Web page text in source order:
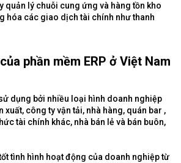
quản lý chuỗi cung ứng và hàng tồn kho
hóa các giao dịch tài chính như thanh
phần mềm ERP ở Việt Nam
dụng bởi nhiều loại hình doanh nghiệp
xuất, công ty vận tải, nhà hàng, quán bar ,
tài chính khác, nhà bán lẻ và bán buôn,
tình hình hoạt động của doanh nghiệp từ